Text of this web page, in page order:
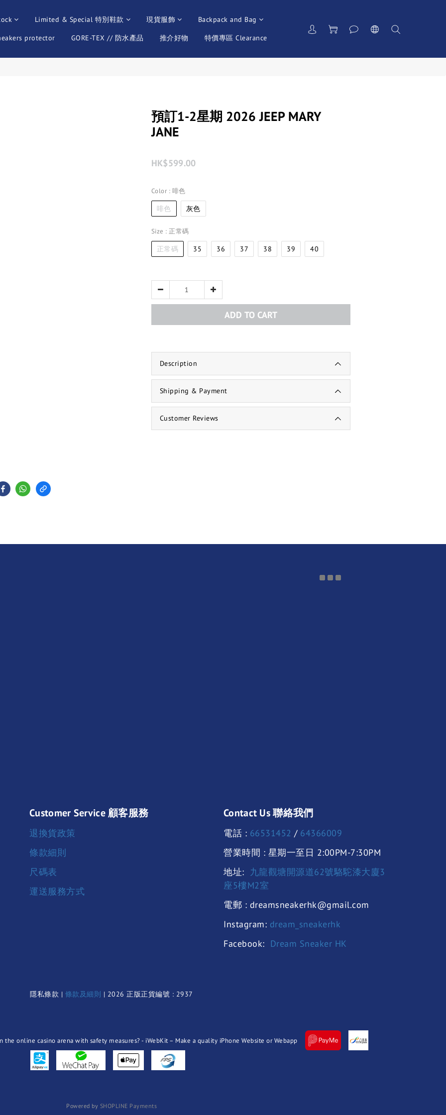
Limited & Special 特別鞋款 現貨服飾 Backpack and Bag
protector GORE-TEX // 防水產品 推介好物 特價專區 Clearance
預訂1-2星期 2026 JEEP MARY
JANE
HK$599.00
Color : 啡色
啡色 灰色
Size : 正常碼
正常碼 35 36 37 38 39 40
ADD TO CART
Description
Shipping & Payment
Customer Reviews
Customer Service 顧客服務
退換貨政策
條款細則
尺碼表
運送服務方式
Contact Us 聯絡我們
電話 : 66531452 / 64366009
營業時間 : 星期一至日 2:00PM-7:30PM
地址:
九龍觀塘開源道62號駱駝漆大廈3
座5樓M2室
電郵 : dreamsneakerhk@gmail.com
Instagram: dream_sneakerhk
Facebook: Dream Sneaker HK
隱私條款 | 條款及細則 | 2026 正版正貨編號 : 2937
Powered by SHOPLINE Payments